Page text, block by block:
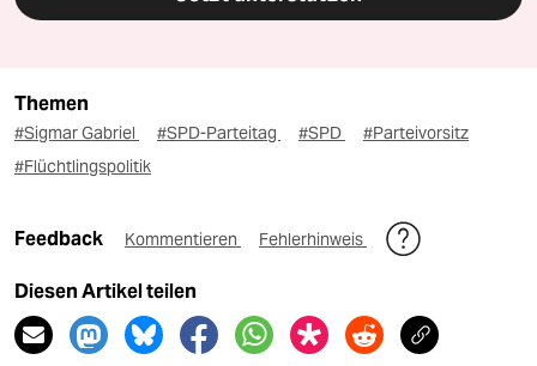
Themen
#Sigmar Gabriel #SPD-Parteitag #SPD
#Parteivorsitz
#Flüchtlingspolitik
Feedback Kommentieren Fehlerhinweis
Diesen Artikel teilen